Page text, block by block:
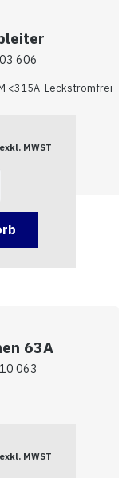
606
<315A Leckstromfrei
MWST
63A
063
MWST